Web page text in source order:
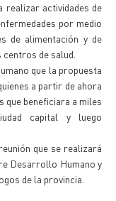
realizar actividades de
por medio
de alimentación y de
de salud.
que la propuesta
a partir de ahora
que beneficiara a miles
capital y luego
que se realizará
Desarrollo Humano y
de la provincia.